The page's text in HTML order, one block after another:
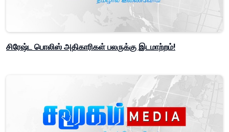
சிரேஷ்ட பொலிஸ் அதிகாரிகள் பலருக்கு இடமாற்றம்!